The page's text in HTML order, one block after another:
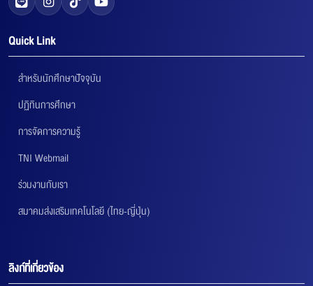
Quick Link
สำหรับนักศึกษาปัจจุบัน
ปฏิทินการศึกษา
การจัดการความรู้
TNI Webmail
ร่วมงานกับเรา
สมาคมส่งเสริมเทคโนโลยี (ไทย-ญี่ปุ่น)
ลิงก์ที่เกี่ยวข้อง